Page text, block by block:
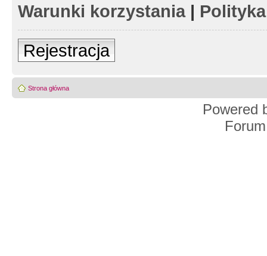
Warunki korzystania|
Rejestracja
Strona główna
Powered